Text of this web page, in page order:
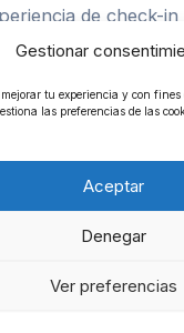
Gestionar
tu experiencia y con fines
las preferencias de las
Aceptar
Denegar
Ver preferencias
de check-
entre una buena
3